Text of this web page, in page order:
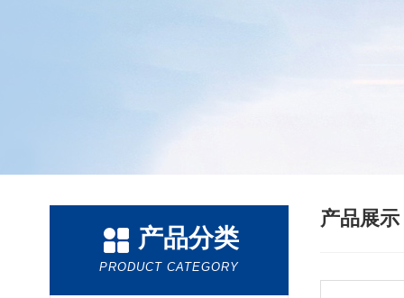
产品分类
PRODUCT CATEGORY
产品展示